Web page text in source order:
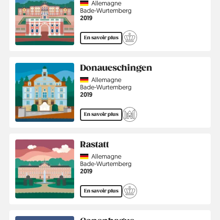
CountryAllemagne
Région
Bade-Wurtemberg
Année
2019
En savoir plus
Donaueschingen
CountryAllemagne
Région
Bade-Wurtemberg
Année
2019
En savoir plus
Rastatt
CountryAllemagne
Région
Bade-Wurtemberg
Année
2019
En savoir plus